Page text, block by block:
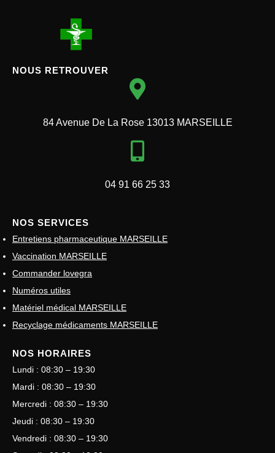
NOUS RETROUVER
84 Avenue De La Rose 13013 MARSEILLE
04 91 66 25 33
NOS SERVICES
Entretiens pharmaceutique MARSEILLE
Vaccination MARSEILLE
Commander lovegra
Numéros utiles
Matériel médical MARSEILLE
Recyclage médicaments MARSEILLE
NOS HORAIRES
Lundi : 08:30 – 19:30
Mardi : 08:30 – 19:30
Mercredi : 08:30 – 19:30
Jeudi : 08:30 – 19:30
Vendredi : 08:30 – 19:30